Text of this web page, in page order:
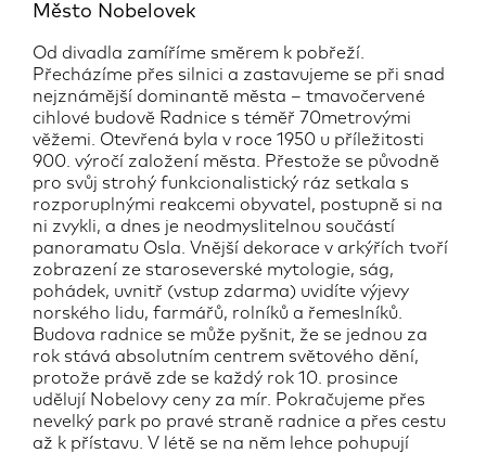
Město Nobelovek
Od divadla zamíříme směrem k pobřeží.
Přecházíme přes silnici a zastavujeme se při snad
nejznámější dominantě města – tmavočervené
cihlové budově Radnice s téměř 70metrovými
věžemi. Otevřená byla v roce 1950 u příležitosti
900. výročí založení města. Přestože se původně
pro svůj strohý funkcionalistický ráz setkala s
rozporuplnými reakcemi obyvatel, postupně si na
ni zvykli, a dnes je neodmyslitelnou součástí
panoramatu Osla. Vnější dekorace v arkýřích tvoří
zobrazení ze staroseverské mytologie, ság,
pohádek, uvnitř (vstup zdarma) uvidíte výjevy
norského lidu, farmářů, rolníků a řemeslníků.
Budova radnice se může pyšnit, že se jednou za
rok stává absolutním centrem světového dění,
protože právě zde se každý rok 10. prosince
udělují Nobelovy ceny za mír. Pokračujeme přes
nevelký park po pravé straně radnice a přes cestu
až k přístavu. V létě se na něm lehce pohupují